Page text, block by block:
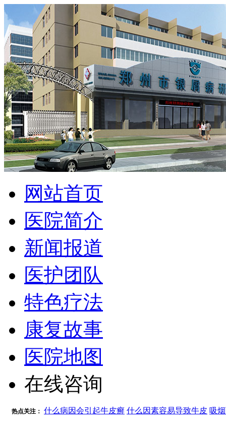
网站首页
医院简介
新闻报道
医护团队
特色疗法
康复故事
医院地图
在线咨询
热点关注： 什么病因会引起牛皮癣 什么因素容易导致牛皮 吸